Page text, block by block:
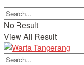
No Result
View All Result